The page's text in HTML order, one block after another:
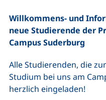
Willkommens- und
neue Studierende der
Campus Suderburg
Alle Studierenden, die
Studium bei uns am
herzlich eingeladen!